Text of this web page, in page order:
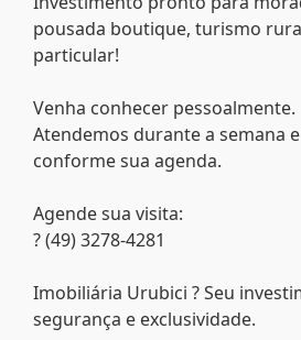
pousada boutique, turismo
particular!
Venha conhecer pessoalmente.
Atendemos durante a semana
conforme sua agenda.
Agende sua visita:
? (49) 3278-4281
Imobiliária Urubici ? Seu
segurança e exclusividade.